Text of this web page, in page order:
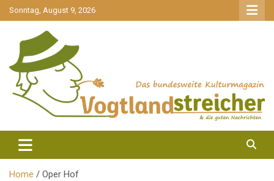
gehe
zum
Sonntag, August 9, 2026
Vogtlandstreicher
Home Oper Hof